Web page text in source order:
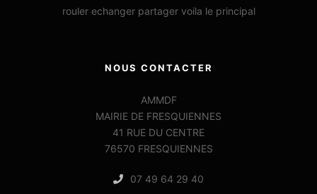
rouler echanger partager voila le principal
NOUS CONTACTER
AMMDF
MAIRIE DE FRESQUIENNES
41 RUE DU CENTRE
76570 FRESQUIENNES
07 49 64 29 40